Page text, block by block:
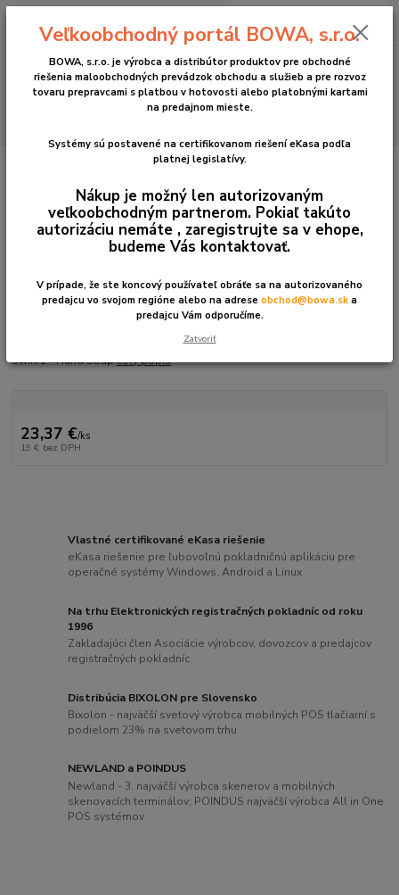
Menu
(Po-Pia, 8:30-17:00 hod.)
za0 €
Swift 1 Hand Strap
Swift 1 Hand Strap
Swift 1 - Hand Strapcelý popis
23,37 €/ks
19 € bez DPH
Vlastné certifikované eKasa riešenie
eKasa riešenie pre ľubovoľnú pokladničnú aplikáciu pre
operačné systémy Windows, Android a Linux
Na trhu Elektronických registračných pokladníc od roku
1996
Zakladajúci člen Asociácie výrobcov, dovozcov a predajcov
registračných pokladníc
Distribúcia BIXOLON pre Slovensko
Bixolon - najväčší svetový výrobca mobilných POS tlačiarní s
podielom 23% na svetovom trhu
NEWLAND a POINDUS
Newland - 3. najväčší výrobca skenerov a mobilných
skenovacích terminálov; POINDUS najväčší výrobca All in One
POS systémov
Veľkoobchodný portál BOWA, s.r.o.
BOWA, s.r.o. je výrobca a distribútor produktov pre obchodné
riešenia maloobchodných prevádzok obchodu a služieb a pre rozvoz
tovaru prepravcami s platbou v hotovosti alebo platobnými kartami
na predajnom mieste.
Systémy sú postavené na certifikovanom riešení eKasa podľa
platnej legislatívy.
Nákup je možný len autorizovaným
veľkoobchodným partnerom. Pokiaľ takúto
autorizáciu nemáte , zaregistrujte sa v ehope,
budeme Vás kontaktovať.
V prípade, že ste koncový používateľ obráťe sa na autorizovaného
predajcu vo svojom regióne alebo na adrese obchod@bowa.sk a
predajcu Vám odporučíme.
Zatvoriť